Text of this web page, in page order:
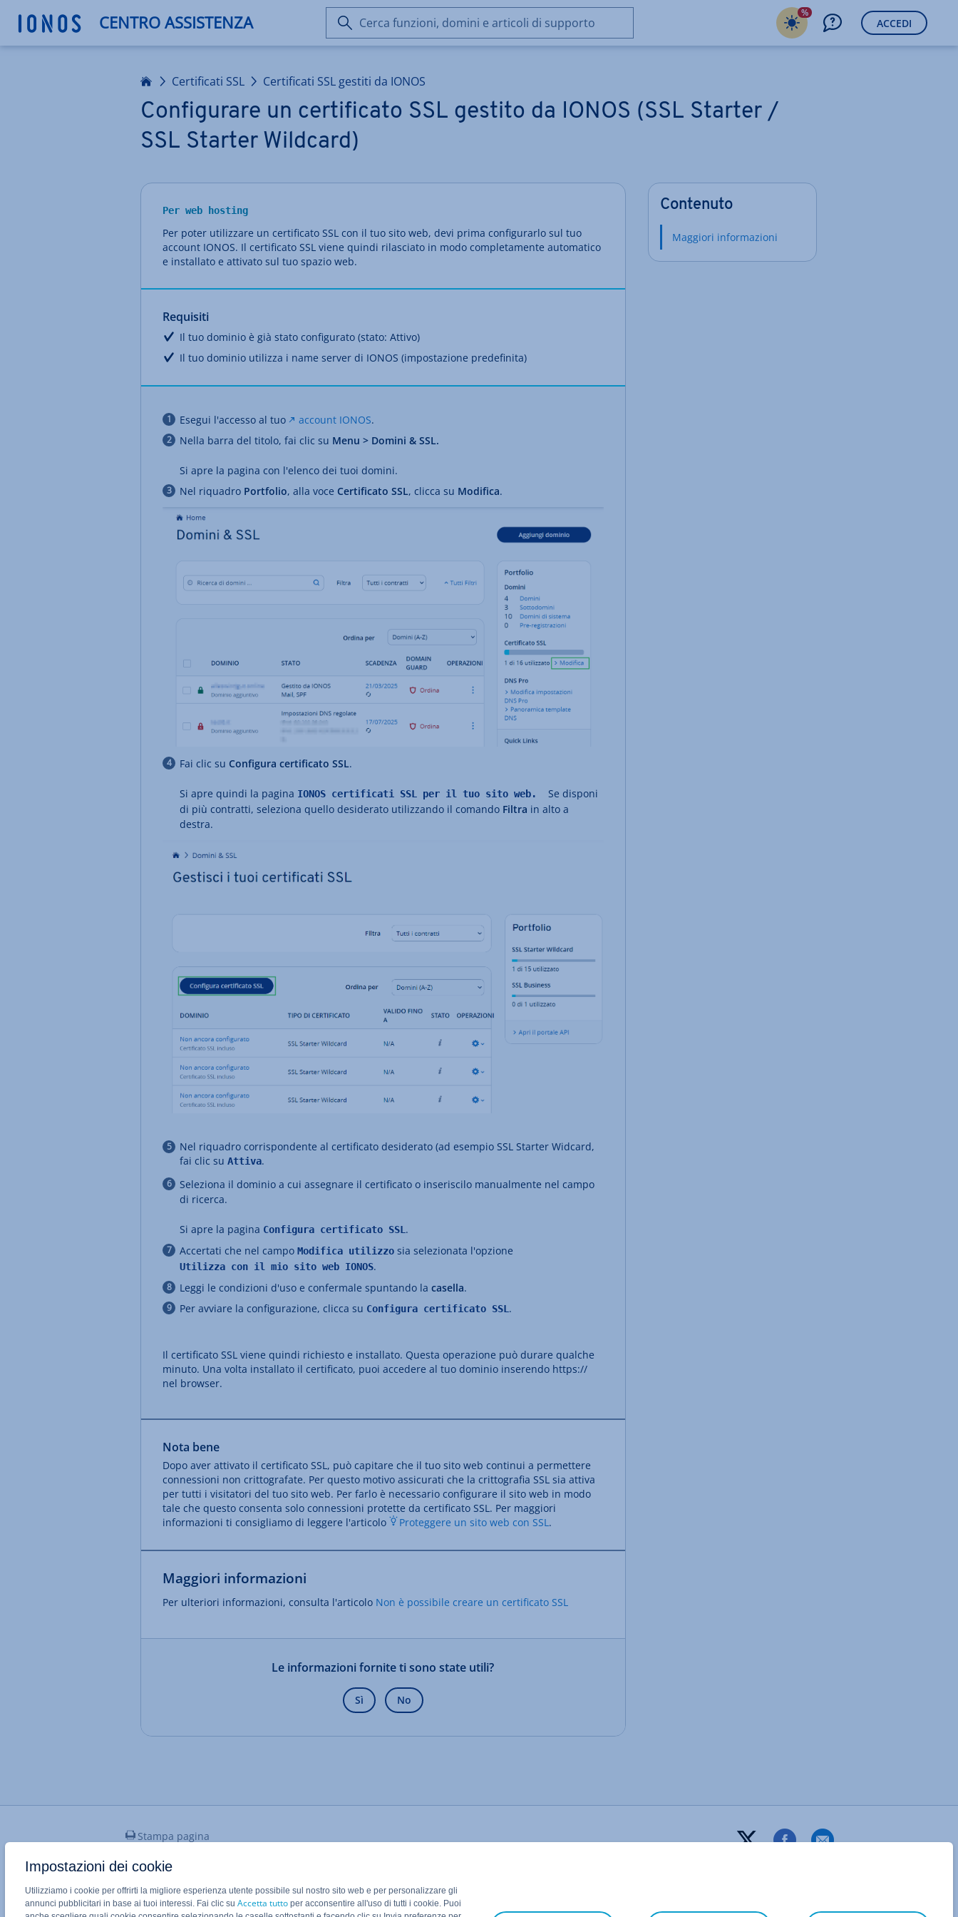
CENTRO ASSISTENZA
Cerca
funzioni,
supporto
%
ACCEDI
Homepage Certificati SSL Certificati SSL gestiti da IONOS
Configurare un certificato SSL gestito da IONOS (SSL Starter /
SSL Starter Wildcard)
Per web hosting
Per poter utilizzare un certificato SSL con il tuo sito web, devi prima configurarlo sul tuo
account IONOS. Il certificato SSL viene quindi rilasciato in modo completamente automatico
e installato e attivato sul tuo spazio web.
Requisiti
Il tuo dominio è già stato configurato (stato: Attivo)
Il tuo dominio utilizza i name server di IONOS (impostazione predefinita)
Esegui l'accesso al tuo account IONOS.
Nella barra del titolo, fai clic su Menu > Domini & SSL.
Si apre la pagina con l'elenco dei tuoi domini.
Nel riquadro Portfolio, alla voce Certificato SSL, clicca su Modifica.
Fai clic su Configura certificato SSL.
Si apre quindi la pagina IONOS certificati SSL per il tuo sito web. Se disponi
di più contratti, seleziona quello desiderato utilizzando il comando Filtra in alto a
destra.
Nel riquadro corrispondente al certificato desiderato (ad esempio SSL Starter Widcard,
fai clic su Attiva.
Seleziona il dominio a cui assegnare il certificato o inseriscilo manualmente nel campo
di ricerca.
Si apre la pagina Configura certificato SSL .
Accertati che nel campo Modifica utilizzo sia selezionata l'opzione
Utilizza con il mio sito web IONOS.
Leggi le condizioni d'uso e confermale spuntando la casella.
Per avviare la configurazione, clicca su Configura certificato SSL .
Il certificato SSL viene quindi richiesto e installato. Questa operazione può durare qualche
minuto. Una volta installato il certificato, puoi accedere al tuo dominio inserendo https://
nel browser.
Nota bene
Dopo aver attivato il certificato SSL, può capitare che il tuo sito web continui a permettere
connessioni non crittografate. Per questo motivo assicurati che la crittografia SSL sia attiva
per tutti i visitatori del tuo sito web. Per farlo è necessario configurare il sito web in modo
tale che questo consenta solo connessioni protette da certificato SSL. Per maggiori
informazioni ti consigliamo di leggere l'articolo
Proteggere un sito web con SSL .
Maggiori informazioni
Per ulteriori informazioni, consulta l'articolo Non è possibile creare un certificato SSL
Le informazioni fornite ti sono state utili?
Sì No
Contenuto
Maggiori informazioni
Stampa pagina
Applicazione Mobile IONOS
Impostazioni dei cookie
Utilizziamo i cookie per offrirti la migliore esperienza utente possibile sul nostro sito web e per personalizzare gli
annunci pubblicitari in base ai tuoi interessi. Fai clic su Accetta tuttoper acconsentire all'uso di tutti i cookie. Puoi